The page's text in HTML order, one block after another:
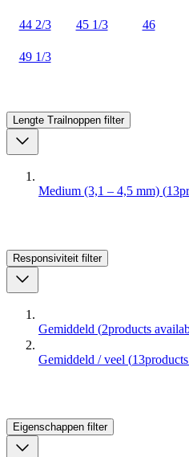
44 2/3 45 1/3 46
49 1/3
Lengte Trailnoppen filter
Medium (3,1 – 4,5 mm) (13
Responsiviteit filter
Gemiddeld (2products
Gemiddeld / veel (13
Eigenschappen filter